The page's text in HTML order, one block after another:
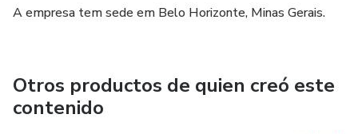
A empresa tem sede em Belo Horizonte, Minas Gerais.
Otros productos de quien creó este
contenido